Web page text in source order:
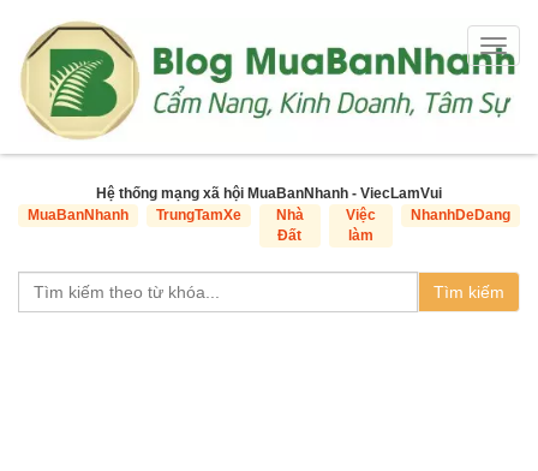
Hệ thống mạng xã hội MuaBanNhanh - ViecLamVui
MuaBanNhanh
TrungTamXe
Nhà
Đất
Việc
làm
NhanhDeDang
Tìm kiếm